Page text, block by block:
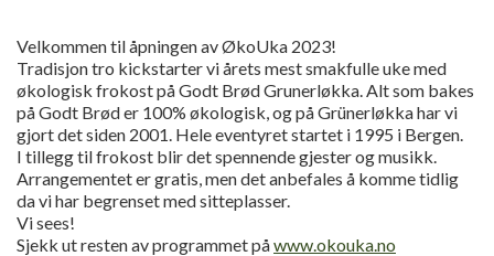
Velkommen til åpningen av ØkoUka 2023!
Tradisjon tro kickstarter vi årets mest smakfulle uke med
økologisk frokost på Godt Brød Grunerløkka. Alt som bakes
på Godt Brød er 100% økologisk, og på Grünerløkka har vi
gjort det siden 2001. Hele eventyret startet i 1995 i Bergen.
I tillegg til frokost blir det spennende gjester og musikk.
Arrangementet er gratis, men det anbefales å komme tidlig
da vi har begrenset med sitteplasser.
Vi sees!
Sjekk ut resten av programmet påwww.okouka.no